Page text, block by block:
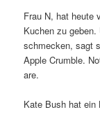
Frau N, hat heute
Kuchen zu
schmecken, sagt
Apple Crumble.
are.
Kate Bush hat